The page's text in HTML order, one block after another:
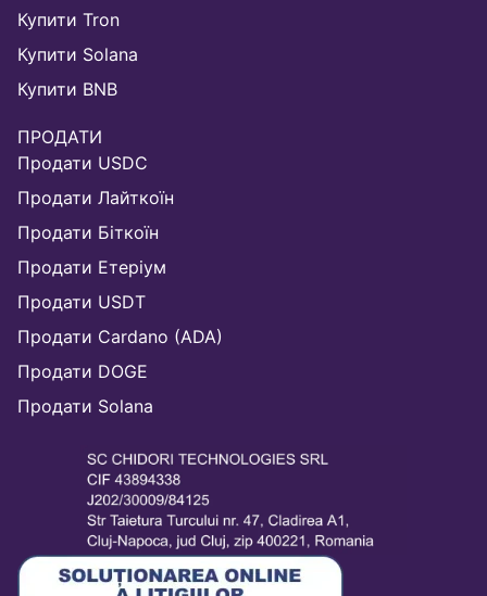
Купити Tron
Купити Solana
Купити BNB
ПРОДАТИ
Продати USDC
Продати Лайткоїн
Продати Біткоїн
Продати Етеріум
Продати USDT
Продати Cardano (ADA)
Продати DOGE
Продати Solana